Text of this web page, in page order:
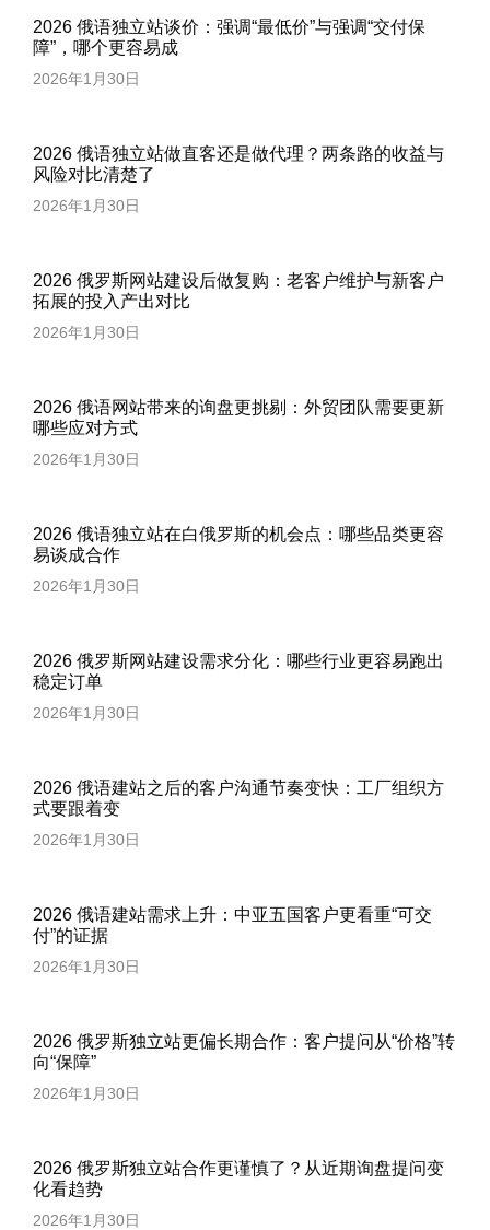
2026 俄语独立站谈价：强调“最低价”与强调“交付保
障”，哪个更容易成
2026年1月30日
2026 俄语独立站做直客还是做代理？两条路的收益与
风险对比清楚了
2026年1月30日
2026 俄罗斯网站建设后做复购：老客户维护与新客户
拓展的投入产出对比
2026年1月30日
2026 俄语网站带来的询盘更挑剔：外贸团队需要更新
哪些应对方式
2026年1月30日
2026 俄语独立站在白俄罗斯的机会点：哪些品类更容
易谈成合作
2026年1月30日
2026 俄罗斯网站建设需求分化：哪些行业更容易跑出
稳定订单
2026年1月30日
2026 俄语建站之后的客户沟通节奏变快：工厂组织方
式要跟着变
2026年1月30日
2026 俄语建站需求上升：中亚五国客户更看重“可交
付”的证据
2026年1月30日
2026 俄罗斯独立站更偏长期合作：客户提问从“价格”转
向“保障”
2026年1月30日
2026 俄罗斯独立站合作更谨慎了？从近期询盘提问变
化看趋势
2026年1月30日